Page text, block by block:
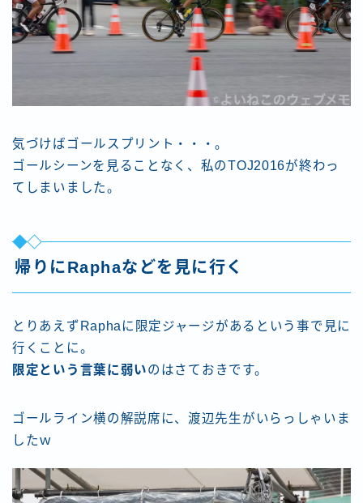
気づけばゴールスプリント・・・。
ゴールシーンを見ることなく、私のTOJ2016が終わっ
てしまいました。
帰りにRaphaなどを見に行く
とりあえずRaphaに限定ジャージがあるという事で見に
行くことに。
限定という言葉に弱いのはさておきです。
ゴールライン横の解説席に、渡辺先生がいらっしゃいま
したｗ